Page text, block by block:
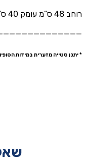
רוחב 48 ס”מ עומק 40 ס”מ
* יתכן סטייה מזערית במידות